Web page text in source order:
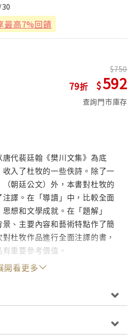
最高7%回饋
79
750
592
查詢門市庫存
代裴廷翰《樊川文集》為底
入了杜牧的一些佚詩。除了一
朝廷公文）外，本書對杜牧的
譯。在「導讀」中，比較全面
想和文學成就。在「題解」
、主要內容和藝術特點作了簡
杜牧作品進行全面注譯的書，
重要參考價值。
開看更多